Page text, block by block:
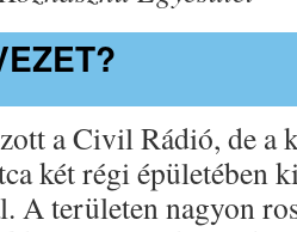
a Civil Rádió, de a
két régi épületében
A területen nagyon